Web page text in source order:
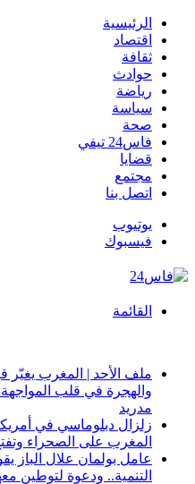
الرئيسية
اقتصاد
ثقافة
حوادث
رياضة
سياسة
صحة
فاس24 تيفي
قضايا
مجتمع
اتصل بنا
يوتيوب
فيسبوك
القائمة
ملف الأحد | المغرب يغيّر
والهجرة في قلب
مدريد
زلزال دبلوماسي في أمريكا
المغرب على الصحراء
عامل بولمان علال الباز
التنمية.. ودعوة لتوطين